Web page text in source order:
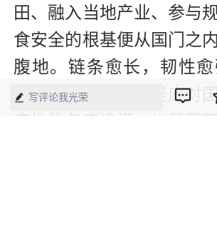
田、融入当地产业、参与
食安全的根基便从国门之
腹地。链条愈长，韧性
深，底气愈足。这是应对
定性的务实选择，也是国
写评论我光荣